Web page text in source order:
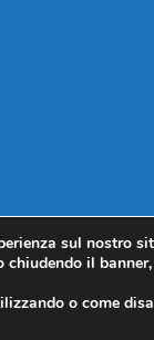
sul nostro
il
o come